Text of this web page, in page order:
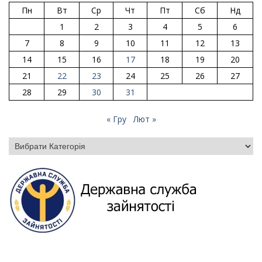
Пн
Вт Ср Чт Пт Сб
Нд
1
2 3 4 5
6
7
8 9 10 11 12
13
14
15 16 17 18 19
20
21
22 23 24 25 26
27
28
29 30 31
« Гру Лют »
Категорії